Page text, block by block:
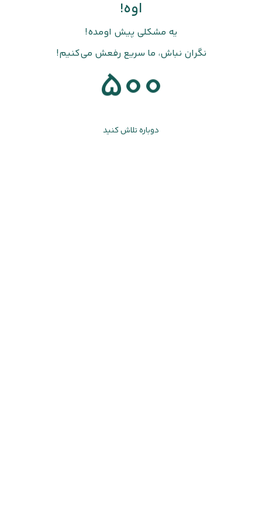
اوه!
یه مشکلی پیش اومده!
نگران نباش، ما سریع رفعش می‌کنیم!
500
دوباره تلاش کنید